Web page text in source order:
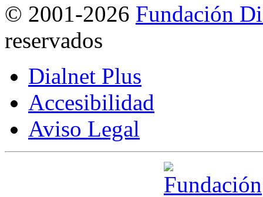
© 2001-2026 Fundación
reservados
Dialnet Plus
Accesibilidad
Aviso Legal